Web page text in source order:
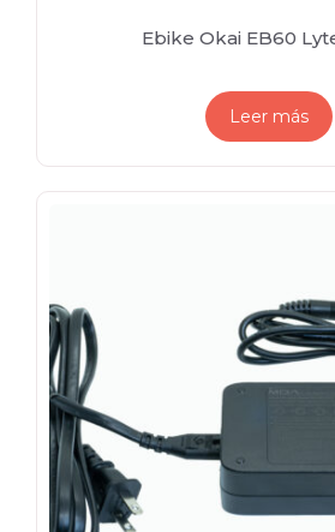
Ebike Okai EB60
Leer más